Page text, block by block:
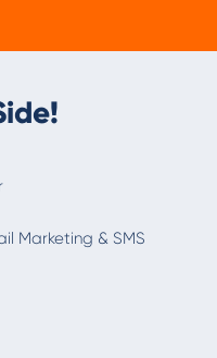
Marketing & SMS